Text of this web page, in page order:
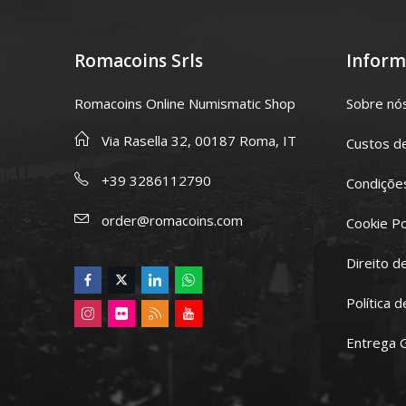
Romacoins Srls
Romacoins Online Numismatic Shop
Via Rasella 32, 00187 Roma, IT
+39 3286112790
order@romacoins.com
Sobre
Custos
Cookie
Direito
Política
Entrega